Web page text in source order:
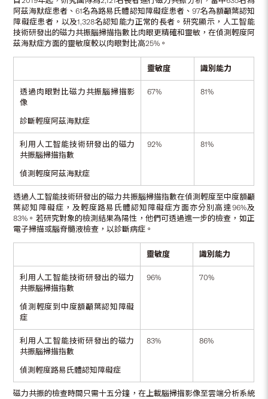
阿茲海默症患者、61名為路易氏體認知障礙症患者、97名為額顳葉認知
障礙症患者，以及1,328名認知能力正常的長者。研究顯示，人工智能
技術研發出的磁力共振腦掃描指數比肉眼更精確和靈敏，在偵測輕度阿
茲海默症方面的靈敏度較以肉眼對比高25%。
靈敏度 識別能力
透過肉眼對比磁力共振腦掃描影
像
診斷輕度阿茲海默症
67% 81%
利用人工智能技術研發出的磁力
共振腦掃描指數
偵測輕度阿茲海默症
92% 81%
透過人工智能技術研發出的磁力共振腦掃描指數在偵測輕度至中度額顳
葉認知障礙症，及輕度路易氏體認知障礙症方面亦分別高達96%及
83%。若研究對象的檢測結果為陽性，他們可透過進一步的檢查，如正
電子掃描或腦脊髓液檢查，以診斷病症。
靈敏度 識別能力
利用人工智能技術研發出的磁力
共振腦掃描指數
偵測輕度到中度額顳葉認知障礙
症
96% 70%
利用人工智能技術研發出的磁力
共振腦掃描指數
偵測輕度路易氏體認知障礙症
83% 86%
磁力共振的檢查時間只需十五分鐘，在上載腦掃描影像至雲端分析系統